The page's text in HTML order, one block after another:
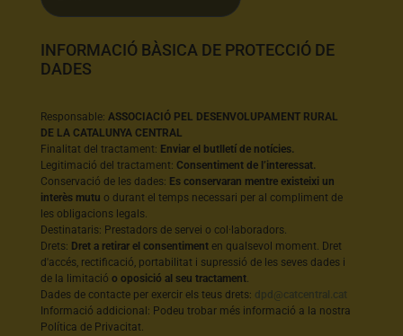
INFORMACIÓ BÀSICA DE PROTECCIÓ DE
DADES
Responsable: ASSOCIACIÓ PEL DESENVOLUPAMENT RURAL
DE LA CATALUNYA CENTRAL
Finalitat del tractament: Enviar el butlletí de notícies.
Legitimació del tractament:Consentiment de l’interessat.
Conservació de les dades: Es conservaran mentre existeixi un
interès mutu o durant el temps necessari per al compliment de
les obligacions legals.
Destinataris: Prestadors de servei o col·laboradors.
Drets: Dret a retirar el consentiment en qualsevol moment. Dret
d'accés, rectificació, portabilitat i supressió de les seves dades i
de la limitacióo oposició al seu tractament
Dades de contacte per exercir els teus drets: dpd@catcentral.cat
Informació addicional: Podeu trobar més informació a la nostra
Política de Privacitat.